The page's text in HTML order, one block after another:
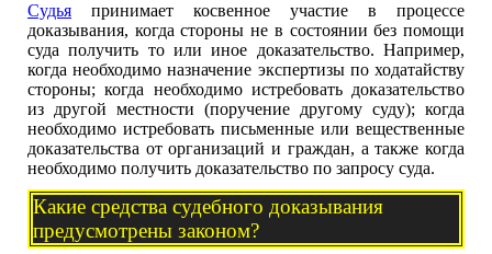
Судья принимает косвенное участие в процессе
доказывания, когда стороны не в состоянии без помощи
суда получить то или иное доказательство. Например,
когда необходимо назначение экспертизы по ходатайству
стороны; когда необходимо истребовать доказательство
из другой местности (поручение другому суду); когда
необходимо истребовать письменные или вещественные
доказательства от организаций и граждан, а также когда
необходимо получить доказательство по запросу суда.
Какие средства судебного доказывания
предусмотрены законом?